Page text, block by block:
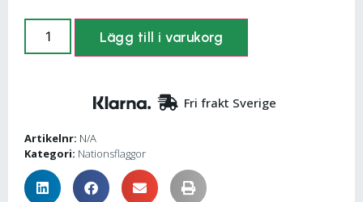
Lägg till i varukorg
Fri frakt Sverige
Artikelnr: N/A
Kategori: Nationsflaggor